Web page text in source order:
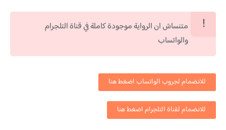
متنساش ان الرواية موجودة كاملة في قناة التلجرام
والواتساب
للانضمام لجروب الواتساب اضغط هنا
للانضمام لقناة التلجرام اضغط هنا